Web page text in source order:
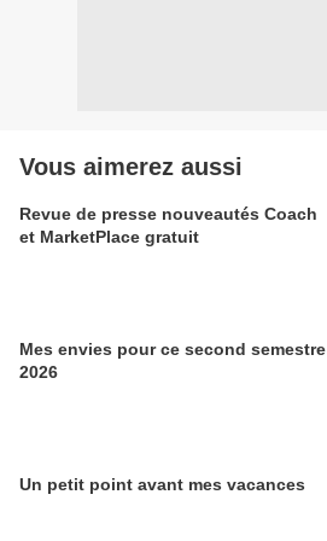
Vous aimerez aussi
Revue de presse nouveautés Coach
et MarketPlace gratuit
Mes envies pour ce second semestre
2026
Un petit point avant mes vacances